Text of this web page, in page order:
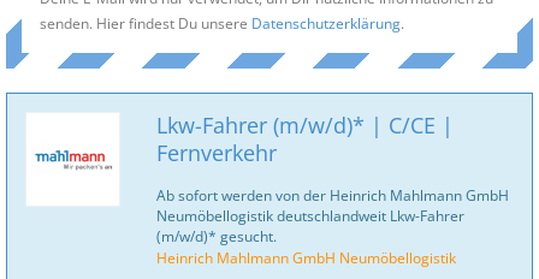
senden. Hier findest Du unsere Datenschutzerklärung.
Lkw-Fahrer (m/w/d)* | C/CE |
Fernverkehr
Ab sofort werden von der Heinrich Mahlmann GmbH
Neumöbellogistik deutschlandweit Lkw-Fahrer
(m/w/d)* gesucht.
Heinrich Mahlmann GmbH Neumöbellogistik